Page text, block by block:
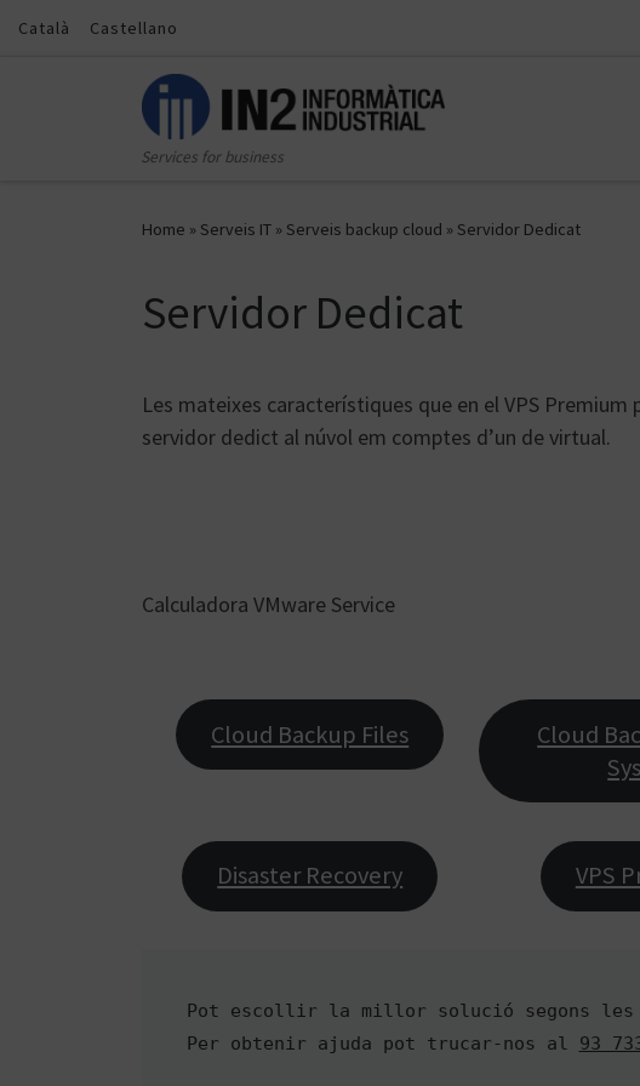
Skip to content
Català Castellano
Services for business
Home » Serveis IT » Serveis backup cloud » Servidor Dedicat
Servidor Dedicat
Les mateixes característiques que en el VPS Premium
servidor dedict al núvol em comptes d’un de virtual.
Calculadora VMware Service
Cloud Backup Files
Cloud
Disaster Recovery VPS
Pot escollir la millor solució segons
Per obtenir ajuda pot trucar-nos al 93